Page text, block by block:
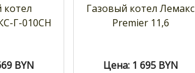
котел
Г-010СН
BYN
Газовый котел Лемакс
Premier 11,6
Цена: 1 695 BYN